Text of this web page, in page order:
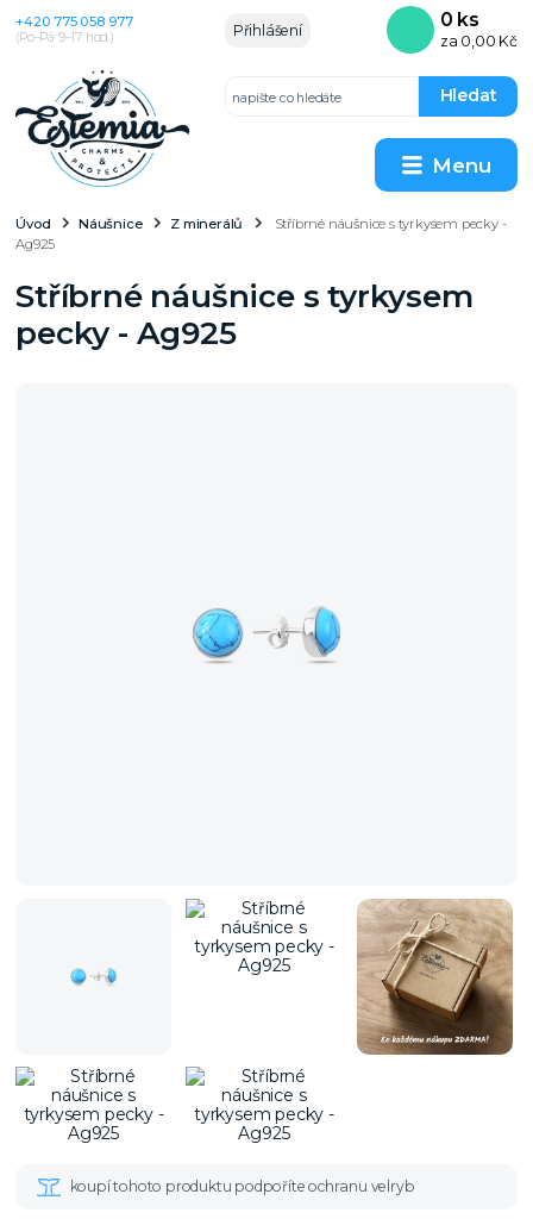
Menu
Přihlášení
Hledat
+420 775 058 977
(Po–Pá 9–17 hod.)
0 ks
za 0,00 Kč
Úvod Náušnice Z minerálů
Stříbrné náušnice s tyrkysem pecky -
Ag925
Stříbrné náušnice s tyrkysem
pecky - Ag925